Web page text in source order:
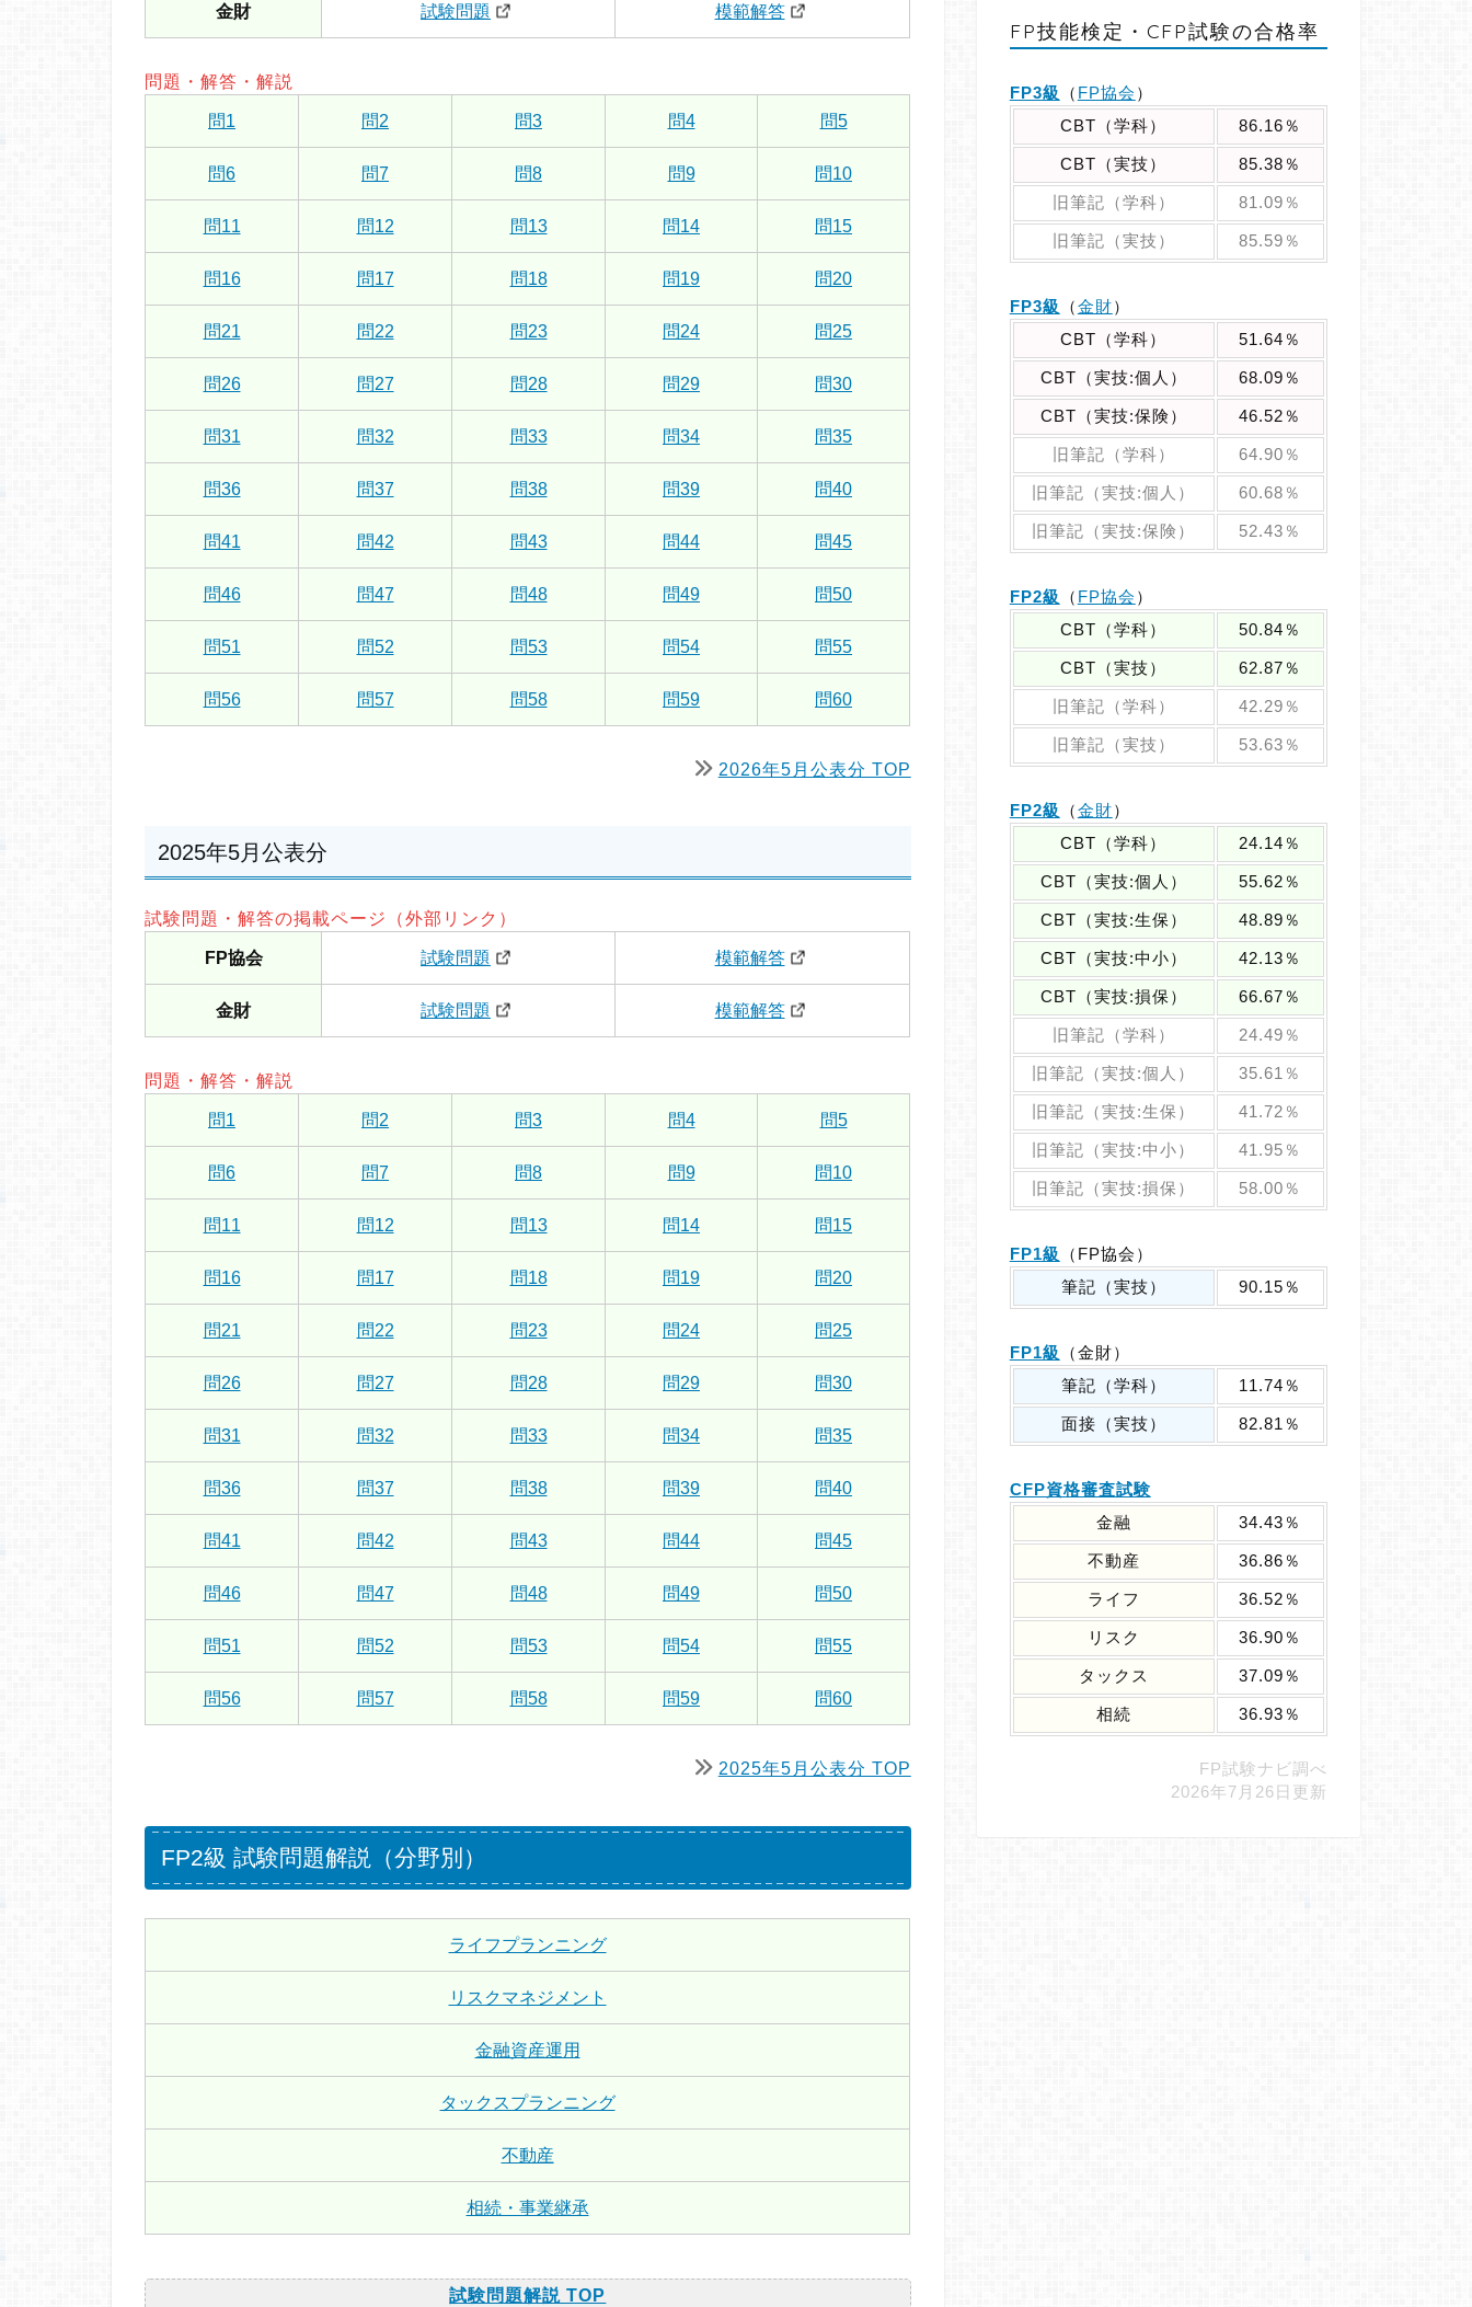
金財 試験問題 模範解答
問題・解答・解説
問1 問2 問3 問4 問5
問6 問7 問8 問9 問10
問11 問12 問13 問14 問15
問16 問17 問18 問19 問20
問21 問22 問23 問24 問25
問26 問27 問28 問29 問30
問31 問32 問33 問34 問35
問36 問37 問38 問39 問40
問41 問42 問43 問44 問45
問46 問47 問48 問49 問50
問51 問52 問53 問54 問55
問56 問57 問58 問59 問60
2026年5月公表分 TOP
2025年5月公表分
試験問題・解答の掲載ページ（外部リンク）
FP協会 試験問題 模範解答
金財 試験問題 模範解答
問題・解答・解説
問1 問2 問3 問4 問5
問6 問7 問8 問9 問10
問11 問12 問13 問14 問15
問16 問17 問18 問19 問20
問21 問22 問23 問24 問25
問26 問27 問28 問29 問30
問31 問32 問33 問34 問35
問36 問37 問38 問39 問40
問41 問42 問43 問44 問45
問46 問47 問48 問49 問50
問51 問52 問53 問54 問55
問56 問57 問58 問59 問60
2025年5月公表分 TOP
FP2級 試験問題解説（分野別）
ライフプランニング
リスクマネジメント
金融資産運用
タックスプランニング
不動産
相続・事業継承
試験問題解説 TOP
FP技能検定・CFP試験の合格率
FP3級 （ FP協会 ）
CBT（学科）
86.16％
CBT（実技） 85.38％
旧筆記（学科） 81.09％
旧筆記（実技） 85.59％
FP3級 （金財）
CBT（学科）
51.64％
CBT（実技:個人） 68.09％
CBT（実技:保険） 46.52％
旧筆記（学科） 64.90％
旧筆記（実技:個人） 60.68％
旧筆記（実技:保険） 52.43％
FP2級 （ FP協会 ）
CBT（学科）
50.84％
CBT（実技） 62.87％
旧筆記（学科） 42.29％
旧筆記（実技） 53.63％
FP2級 （金財）
CBT（学科）
24.14％
CBT（実技:個人） 55.62％
CBT（実技:生保） 48.89％
CBT（実技:中小） 42.13％
CBT（実技:損保） 66.67％
旧筆記（学科） 24.49％
旧筆記（実技:個人） 35.61％
旧筆記（実技:生保） 41.72％
旧筆記（実技:中小） 41.95％
旧筆記（実技:損保） 58.00％
FP1級
（FP協会）
筆記（実技）
90.15％
FP1級
（金財）
筆記（学科）
11.74％
面接（実技） 82.81％
CFP資格審査試験
金融
34.43％
不動産 36.86％
ライフ 36.52％
リスク 36.90％
タックス 37.09％
相続 36.93％
FP試験ナビ調べ
2026年7月26日更新